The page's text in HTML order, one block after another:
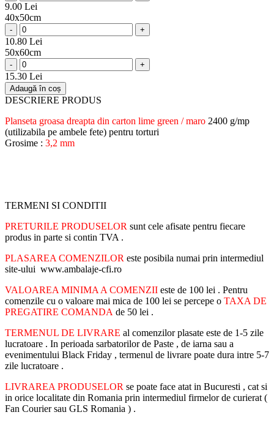
9.00 Lei
40x50cm
- +
10.80 Lei
50x60cm
- +
15.30 Lei
Adaugă în coș
DESCRIERE PRODUS
Planseta groasa dreapta din carton lime green / maro 2400 g/mp
(utilizabila pe ambele fete) pentru torturi
Grosime : 3,2 mm
TERMENI SI CONDITII
PRETURILE PRODUSELOR sunt cele afisate pentru fiecare
produs in parte si contin TVA .
PLASAREA COMENZILOR este posibila numai prin intermediul
site-ului www.ambalaje-cfi.ro
VALOAREA MINIMA A COMENZII este de 100 lei . Pentru
comenzile cu o valoare mai mica de 100 lei se percepe o TAXA DE
PREGATIRE COMANDA de 50 lei .
TERMENUL DE LIVRARE al comenzilor plasate este de 1-5 zile
lucratoare . In perioada sarbatorilor de Paste , de iarna sau a
evenimentului Black Friday , termenul de livrare poate dura intre 5-7
zile lucratoare .
LIVRAREA PRODUSELOR se poate face atat in Bucuresti , cat si
in orice localitate din Romania prin intermediul firmelor de curierat (
Fan Courier sau GLS Romania ) .